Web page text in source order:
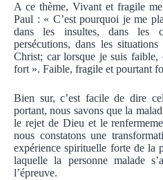
A ce thème, Vivant et fragile
Paul : « C’est pourquoi je me
dans les insultes, dans les
persécutions, dans les
Christ; car lorsque je suis faible,
fort ». Faible, fragile et pourtant
Bien sur, c’est facile de dire
portant, nous savons que la
le rejet de Dieu et le
nous constatons une
expérience spirituelle forte de la
laquelle la personne malade
l’épreuve.